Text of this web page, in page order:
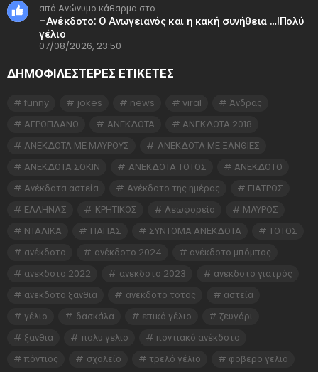
από Ανώνυμο κάθαρμα στο
–Ανέκδοτο: Ο Ανωγειανός και η κακή συνήθεια …!Πολύ
γέλιο
07/08/2026, 23:50
ΔΗΜΟΦΙΛΕΣΤΕΡΕΣ ΕΤΙΚΈΤΕΣ
funny jokes news viral
Άνδρας
ΑΕΡΟΠΛΑΝΟ
ΑΝΕΚΔΟΤΑ
ΑΝΕΚΔΟΤΑ 2018
ΑΝΕΚΔΟΤΑ ΜΕ ΜΑΥΡΟΥΣ
ΑΝΕΚΔΟΤΑ ΜΕ ΞΑΝΘΙΕΣ
ΑΝΕΚΔΟΤΑ ΣΟΚΙΝ
ΑΝΕΚΔΟΤΑ ΤΟΤΟΣ
ΑΝΕΚΔΟΤΟ
Ανέκδοτα αστεία
Ανέκδοτο της ημέρας
ΓΙΑΤΡΟΣ
ΕΛΛΗΝΑΣ
ΚΡΗΤΙΚΟΣ Λεωφορείο
ΜΑΥΡΟΣ
ΝΤΑΛΙΚΑ
ΠΑΠΑΣ ΣΥΝΤΟΜΑ ΑΝΕΚΔΟΤΑ
ΤΟΤΟΣ
ανέκδοτο
ανέκδοτο 2024
ανέκδοτο μπόμπος
ανεκδοτο 2022
ανεκδοτο 2023
ανεκδοτο γιατρός
ανεκδοτο ξανθια
ανεκδοτο τοτος
αστεία
γέλιο
δασκάλα επικό γέλιο
ζευγάρι
ξανθια
πολυ γελιο
ποντιακό ανέκδοτο
πόντιος
σχολείο τρελό γέλιο
φοβερο γελιο